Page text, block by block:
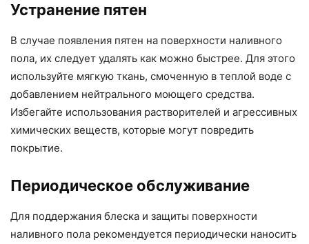
Устранение пятен
В случае появления пятен на поверхности наливного
пола, их следует удалять как можно быстрее. Для этого
используйте мягкую ткань, смоченную в теплой воде с
добавлением нейтрального моющего средства.
Избегайте использования растворителей и агрессивных
химических веществ, которые могут повредить
покрытие.
Периодическое обслуживание
Для поддержания блеска и защиты поверхности
наливного пола рекомендуется периодически наносить